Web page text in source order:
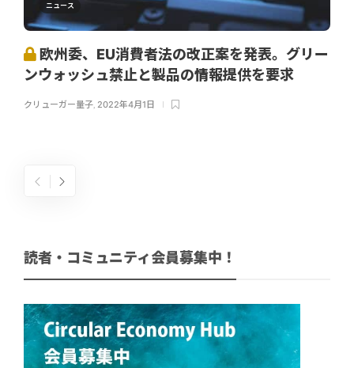
ニュース
欧州委、EU消費者法の改正案を発表。グリー
ンウォッシュ禁止と製品の情報提供を要求
クリューガー量子, 2022年4月1日
読者・コミュニティ会員募集中！